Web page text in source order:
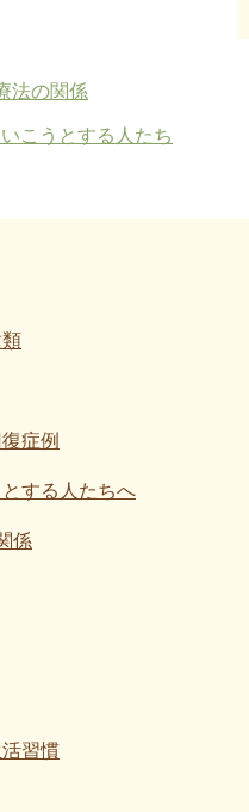
症例
する人たちへ
係
習慣